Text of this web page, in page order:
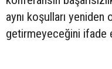
aynı koşulları yeniden
getirmeyeceğini ifade